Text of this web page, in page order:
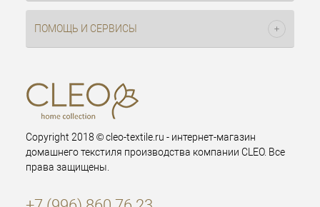
ПОМОЩЬ И СЕРВИСЫ
Copyright 2018 © cleo-textile.ru - интернет-магазин
домашнего текстиля производства компании CLEO. Все
права защищены.